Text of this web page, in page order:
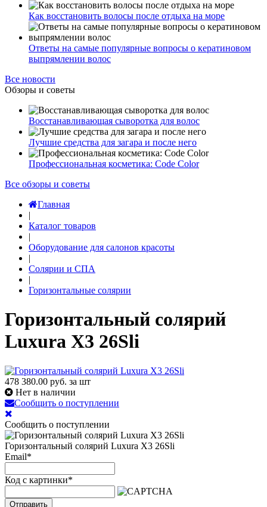
Как восстановить волосы после отдыха на море
Ответы на самые популярные вопросы о кератиновом
выпрямлении волос
Все новости
Обзоры и советы
Восстанавливающая сыворотка для волос
Лучшие средства для загара и после него
Профессиональная косметика: Code Color
Все обзоры и советы
Главная
|
Каталог товаров
|
Оборудование для салонов красоты
|
Солярии и СПА
|
Горизонтальные солярии
Горизонтальный солярий
Luxura X3 26Sli
478 380.00 руб. за шт
Нет в наличии
Сообщить о поступлении
Сообщить о поступлении
Горизонтальный солярий Luxura X3 26Sli
Email*
Код с картинки*
Отправить